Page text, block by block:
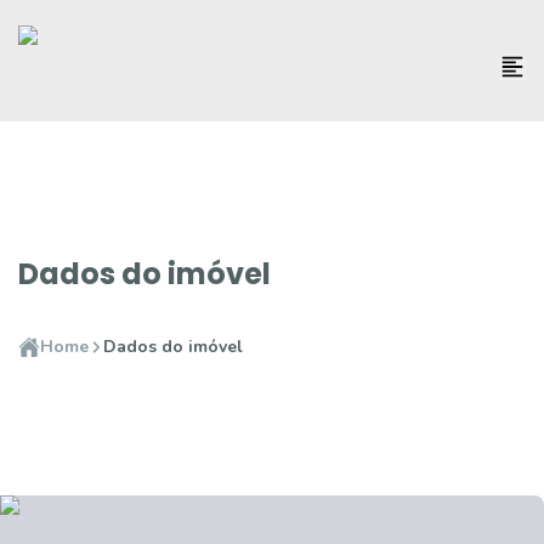
Dados do imóvel
Home Dados do imóvel